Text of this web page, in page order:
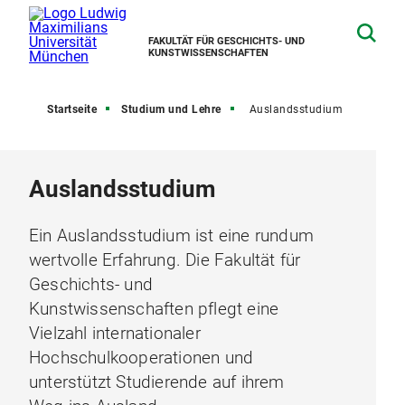
FAKULTÄT FÜR GESCHICHTS- UND
KUNSTWISSENSCHAFTEN
Startseite Studium und Lehre Auslandsstudium
Auslandsstudium
Ein Auslandsstudium ist eine rundum
wertvolle Erfahrung. Die Fakultät für
Geschichts- und
Kunstwissenschaften pflegt eine
Vielzahl internationaler
Hochschulkooperationen und
unterstützt Studierende auf ihrem